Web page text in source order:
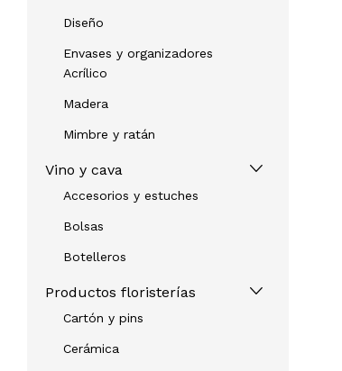
Diseño
Envases y organizadores
Acrílico
Madera
Mimbre y ratán
Vino y cava
Accesorios y estuches
Bolsas
Botelleros
Productos floristerías
Cartón y pins
Cerámica